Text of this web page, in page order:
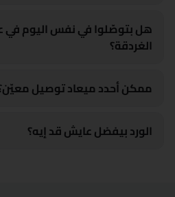
هل بتوصّلوا في نفس اليوم
الغردقة؟
ممكن أحدد ميعاد توصيل
الورد بيفضل عايش قد إيه؟